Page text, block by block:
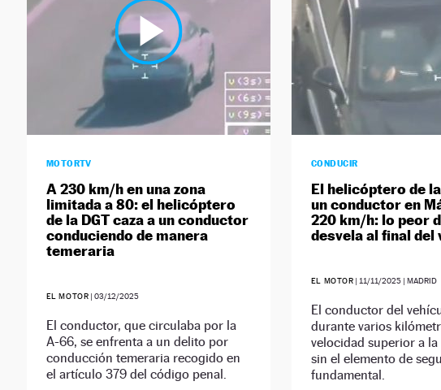
MOTORTV
A 230 km/h en una zona
limitada a 80: el helicóptero
de la DGT caza a un conductor
conduciendo de manera
temeraria
EL MOTOR |03/12/2025
El conductor, que circulaba por la
A-66, se enfrenta a un delito por
conducción temeraria recogido en
el artículo 379 del código penal.
CONDUCIR
El helicóptero de
un conductor en
220 km/h: lo peor
desvela al final del
EL MOTOR | 11/11/2025 | MADRID
El conductor del
durante varios
velocidad superior a
sin el elemento de
fundamental.